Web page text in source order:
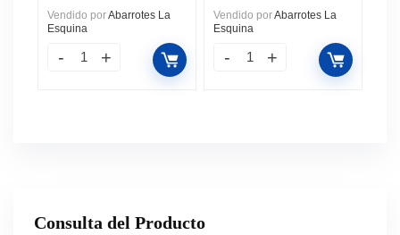
Vendido porAbarrotes La
Esquina
Vendido porAbarrotes La
Esquina
Consulta del Producto